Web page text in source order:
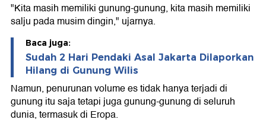
"Kita masih memiliki gunung-gunung, kita masih memiliki
salju pada musim dingin," ujarnya.
Baca juga:
Sudah 2 Hari Pendaki Asal Jakarta Dilaporkan
Hilang di Gunung Wilis
Namun, penurunan volume es tidak hanya terjadi di
gunung itu saja tetapi juga gunung-gunung di seluruh
dunia, termasuk di Eropa.